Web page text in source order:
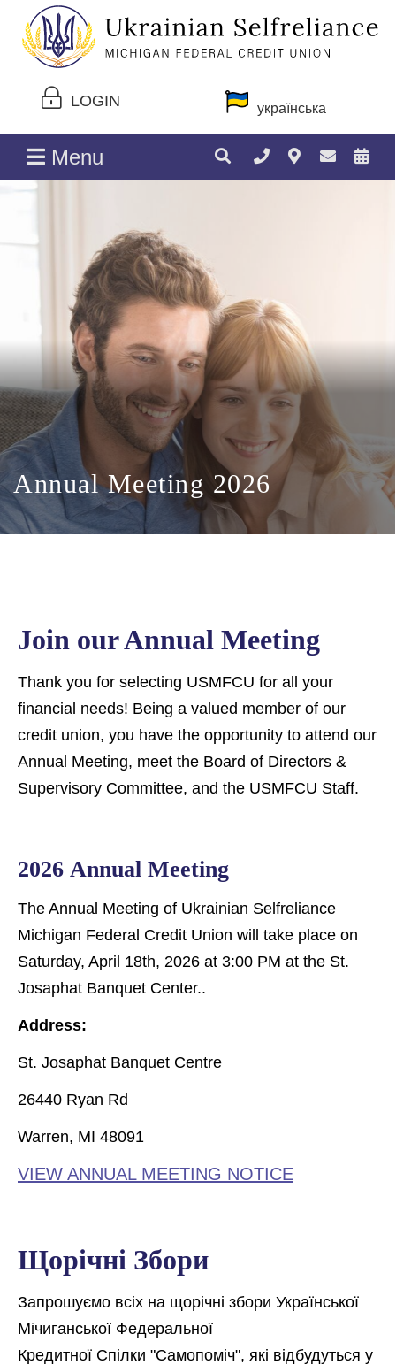
LOGIN українська
Menu
Annual Meeting 2026
Join our Annual Meeting
Thank you for selecting USMFCU for all your
financial needs! Being a valued member of our
credit union, you have the opportunity to attend our
Annual Meeting, meet the Board of Directors &
Supervisory Committee, and the USMFCU Staff.
2026 Annual Meeting
The Annual Meeting of Ukrainian Selfreliance
Michigan Federal Credit Union will take place on
Saturday, April 18th, 2026 at 3:00 PM at the St.
Josaphat Banquet Center..
Address:
St. Josaphat Banquet Centre
26440 Ryan Rd
Warren, MI 48091
VIEW ANNUAL MEETING NOTICE
Щорічні Збори
Запрошуємо всіх на щорічні збори Української
Мічиганської Федеральної
Кредитної Спілки "Самопоміч", які відбудуться у